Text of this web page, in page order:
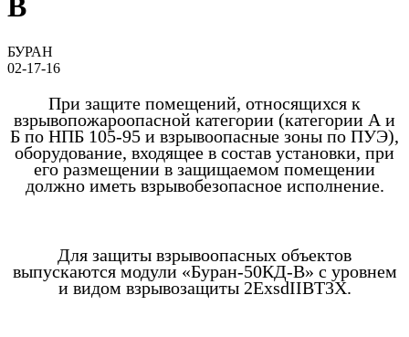
В
БУРАН
02-17-16
При защите помещений, относящихся к
взрывопожароопасной категории (категории А и
Б по НПБ 105-95 и взрывоопасные зоны по ПУЭ),
оборудование, входящее в состав установки, при
его размещении в защищаемом помещении
должно иметь взрывобезопасное исполнение.
Для защиты взрывоопасных объектов
выпускаются модули «Буран-50КД-В» с уровнем
и видом взрывозащиты 2ExsdIIBT3X.